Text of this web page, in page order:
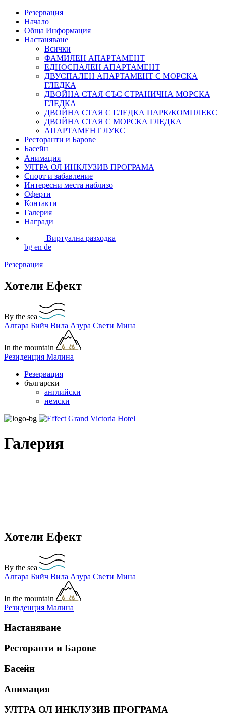
Резервация
Начало
Обща Информация
Настаняване
Всички
ФАМИЛЕН АПАРТАМЕНТ
ЕДНОСПАЛЕН АПАРТАМЕНТ
ДВУСПАЛЕН АПАРТАМЕНТ С МОРСКА
ГЛЕДКА
ДВОЙНА СТАЯ СЪС СТРАНИЧНА МОРСКА
ГЛЕДКА
ДВОЙНА СТАЯ С ГЛЕДКА ПАРК/КОМПЛЕКС
ДВОЙНА СТАЯ С МОРСКА ГЛЕДКА
АПАРТАМЕНТ ЛУКС
Ресторанти и Барове
Басейн
Анимация
УЛТРА ОЛ ИНКЛУЗИВ ПРОГРАМА
Спорт и забавление
Интересни места наблизо
Оферти
Контакти
Галерия
Награди
Виртуална разходка
bg en de
Резервация
Хотели Ефект
By the sea
Алгара Бийч Вила Азура Свети Мина
In the mountain
Резиденция Малина
Резервация
български
английски
немски
Галерия
Хотели Ефект
By the sea
Алгара Бийч Вила Азура Свети Мина
In the mountain
Резиденция Малина
Настаняване
Ресторанти и Барове
Басейн
Анимация
УЛТРА ОЛ ИНКЛУЗИВ ПРОГРАМА